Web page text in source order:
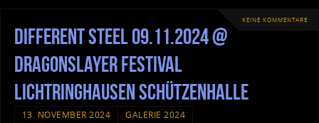
KEINE KOMMENTARE
Different Steel 09.11.2024 @
Dragonslayer Festival
Lichtringhausen Schützenhalle
13. NOVEMBER 2024 GALERIE 2024